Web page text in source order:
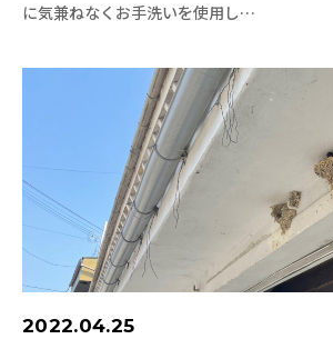
に気兼ねなくお手洗いを使用し…
2022.04.25